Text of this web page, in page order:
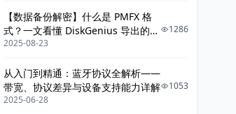
说明：
4. 查看交换机 NTP 状态
必须满足：
【数据备份解密】什么是 PMFX 格
式？一文看懂 DiskGenius 导出的整
机系统镜像
2025-08-23
1286
从入门到精通：蓝牙协议全解析——
带宽、协议差异与设备支持能力详解
2025-06-28
1053